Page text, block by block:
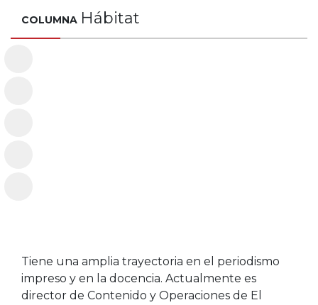
COLUMNA Hábitat
Tiene una amplia trayectoria en el periodismo
impreso y en la docencia. Actualmente es
director de Contenido y Operaciones de El